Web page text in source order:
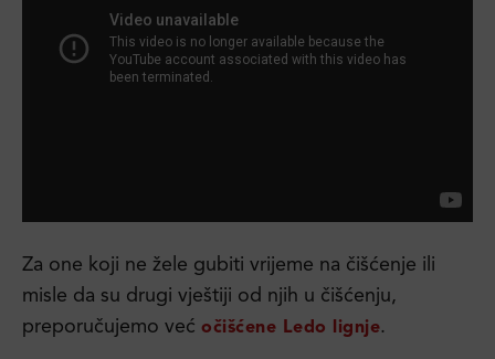
Za one koji ne žele gubiti vrijeme na čišćenje ili
misle da su drugi vještiji od njih u čišćenju,
preporučujemo već očišćene Ledo lignje.